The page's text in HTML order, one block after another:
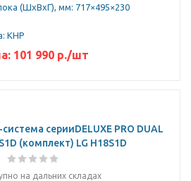
(ШхВхГ), мм: 717×495×230
КНР
101 990 р./шт
серииDELUXE PRO DUAL
(комплект) LG H18S1D
на дальних складах